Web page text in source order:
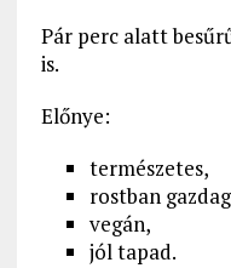
Pár perc alatt
is.
Előnye:
természetes,
rostban
vegán,
jól tapad.